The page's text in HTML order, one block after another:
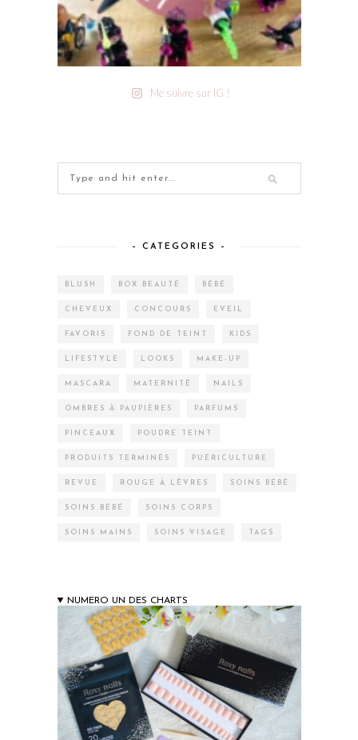
Me suivre sur IG !
– CATEGORIES –
BLUSH BOX BEAUTÉ BÉBÉ
CHEVEUX CONCOURS EVEIL
FAVORIS FOND DE TEINT KIDS
LIFESTYLE LOOKS MAKE-UP
MASCARA MATERNITÉ NAILS
OMBRES À PAUPIÈRES PARFUMS
PINCEAUX POUDRE TEINT
PRODUITS TERMINÉS PUÉRICULTURE
REVUE ROUGE À LÈVRES SOINS BÉBÉ
SOINS BÉBÉ SOINS CORPS
SOINS MAINS SOINS VISAGE TAGS
NUMERO UN DES CHARTS